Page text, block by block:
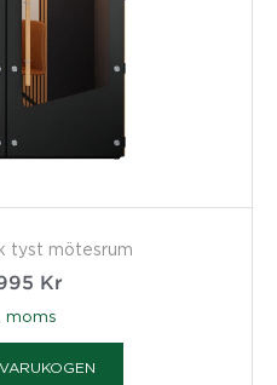
tyst mötesrum
Kr
moms